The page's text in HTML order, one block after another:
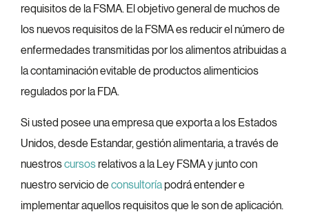
requisitos de la FSMA. El objetivo general de muchos de
los nuevos requisitos de la FSMA es reducir el número de
enfermedades transmitidas por los alimentos atribuidas a
la contaminación evitable de productos alimenticios
regulados por la FDA.
Si usted posee una empresa que exporta a los Estados
Unidos, desde Estandar, gestión alimentaria, a través de
nuestroscursosrelativos a la Ley FSMA y junto con
nuestro servicio de consultoríapodrá entender e
implementar aquellos requisitos que le son de aplicación.